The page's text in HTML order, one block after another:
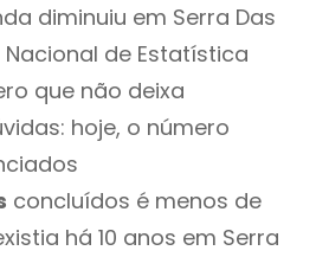
diminuiu em Serra Das
de Estatística
que não deixa
hoje, o número
concluídos é menos de
há 10 anos em Serra